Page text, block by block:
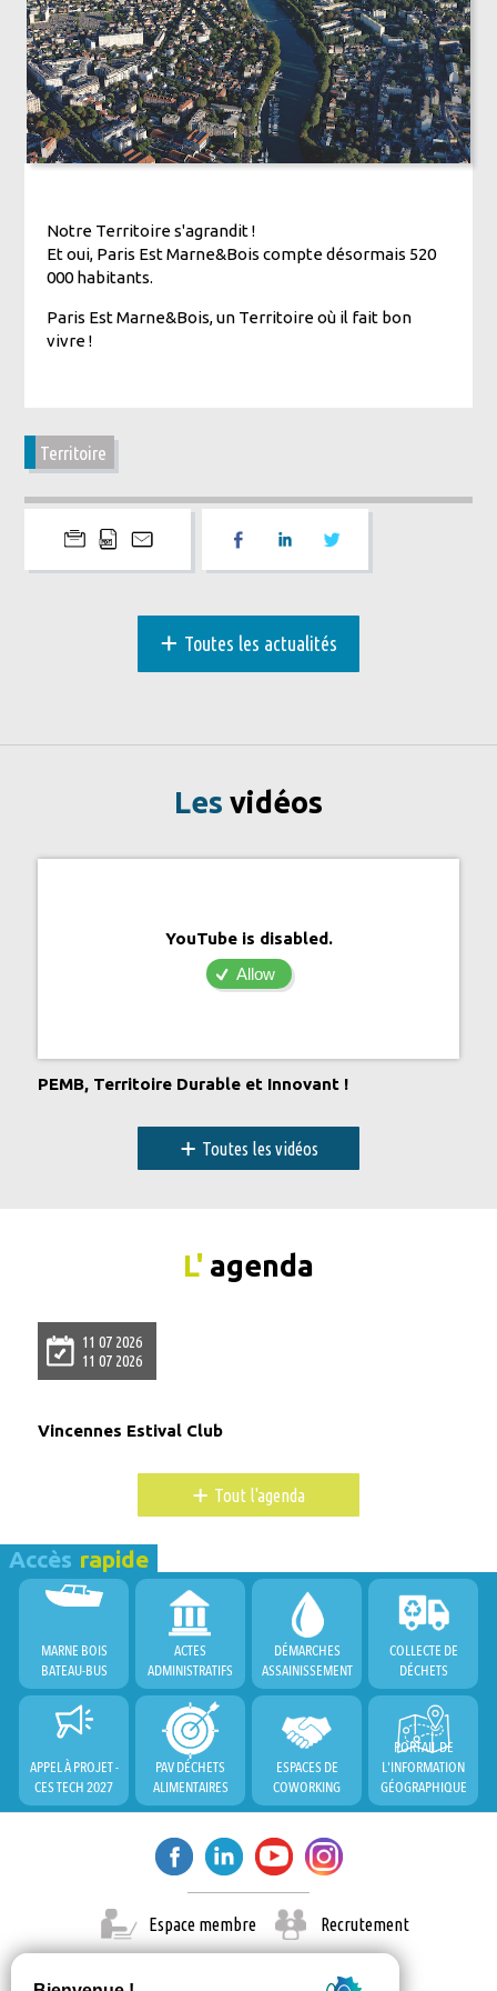
Notre Territoire s'agrandit !
Et oui, Paris Est Marne&Bois compte désormais 520
000 habitants.
Paris Est Marne&Bois, un Territoire où il fait bon
vivre !
Territoire
+ Toutes les actualités
Les vidéos
YouTube is disabled.
Allow
PEMB, Territoire Durable et Innovant !
+ Toutes les vidéos
L' agenda
11 07 2026
11 07 2026
Vincennes Estival Club
+ Tout l'agenda
Accès rapide
MARNE BOIS
BATEAU-BUS
ACTES
ADMINISTRATIFS
DÉMARCHES
ASSAINISSEMENT
COLLECTE DE
DÉCHETS
APPEL À PROJET -
CES TECH 2027
PAV DÉCHETS
ALIMENTAIRES
ESPACES DE
COWORKING
PORTAIL DE
L'INFORMATION
GÉOGRAPHIQUE
Espace membre Recrutement